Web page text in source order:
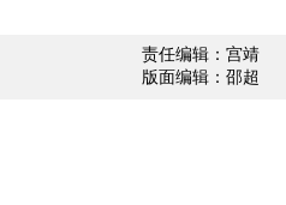
责任编辑：宫靖
版面编辑：邵超